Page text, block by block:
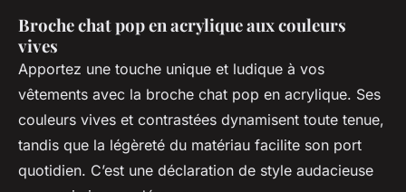
Broche chat pop en acrylique aux couleurs
vives
Apportez une touche unique et ludique à vos
vêtements avec la broche chat pop en acrylique. Ses
couleurs vives et contrastées dynamisent toute tenue,
tandis que la légèreté du matériau facilite son port
quotidien. C’est une déclaration de style audacieuse